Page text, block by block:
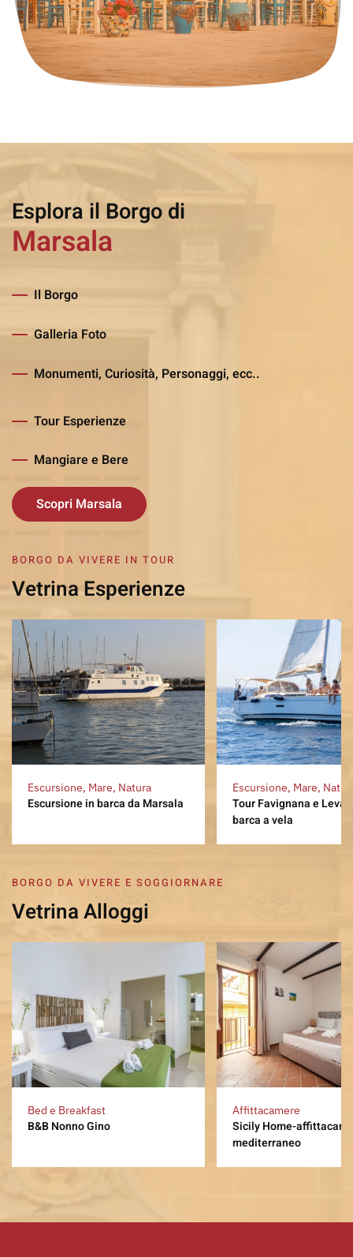
Esplora il Borgo di
Marsala
Il Borgo
Galleria Foto
Monumenti, Curiosità, Personaggi, ecc..
Tour Esperienze
Mangiare e Bere
Scopri Marsala
BORGO DA VIVERE IN TOUR
Vetrina Esperienze
Escursione, Mare, Natura
Escursione in barca da Marsala
Escursione, Mare,
Tour Favignana e
barca a vela
BORGO DA VIVERE E SOGGIORNARE
Vetrina Alloggi
Bed e Breakfast
B&B Nonno Gino
Affittacamere
Sicily Home-
mediterraneo